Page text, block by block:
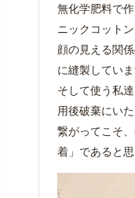
無化学肥料で
ニックコット
顔の見える関
に縫製してい
そして使う私
用後破棄にい
繋がってこそ
着」であると思